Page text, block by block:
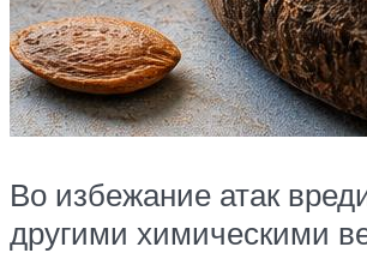
Во избежание атак
другими химическими